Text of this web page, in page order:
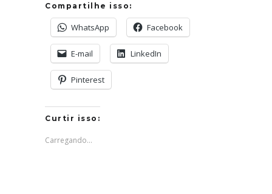
Compartilhe isso:
WhatsApp Facebook
E-mail LinkedIn
Pinterest
Curtir isso:
Carregando...